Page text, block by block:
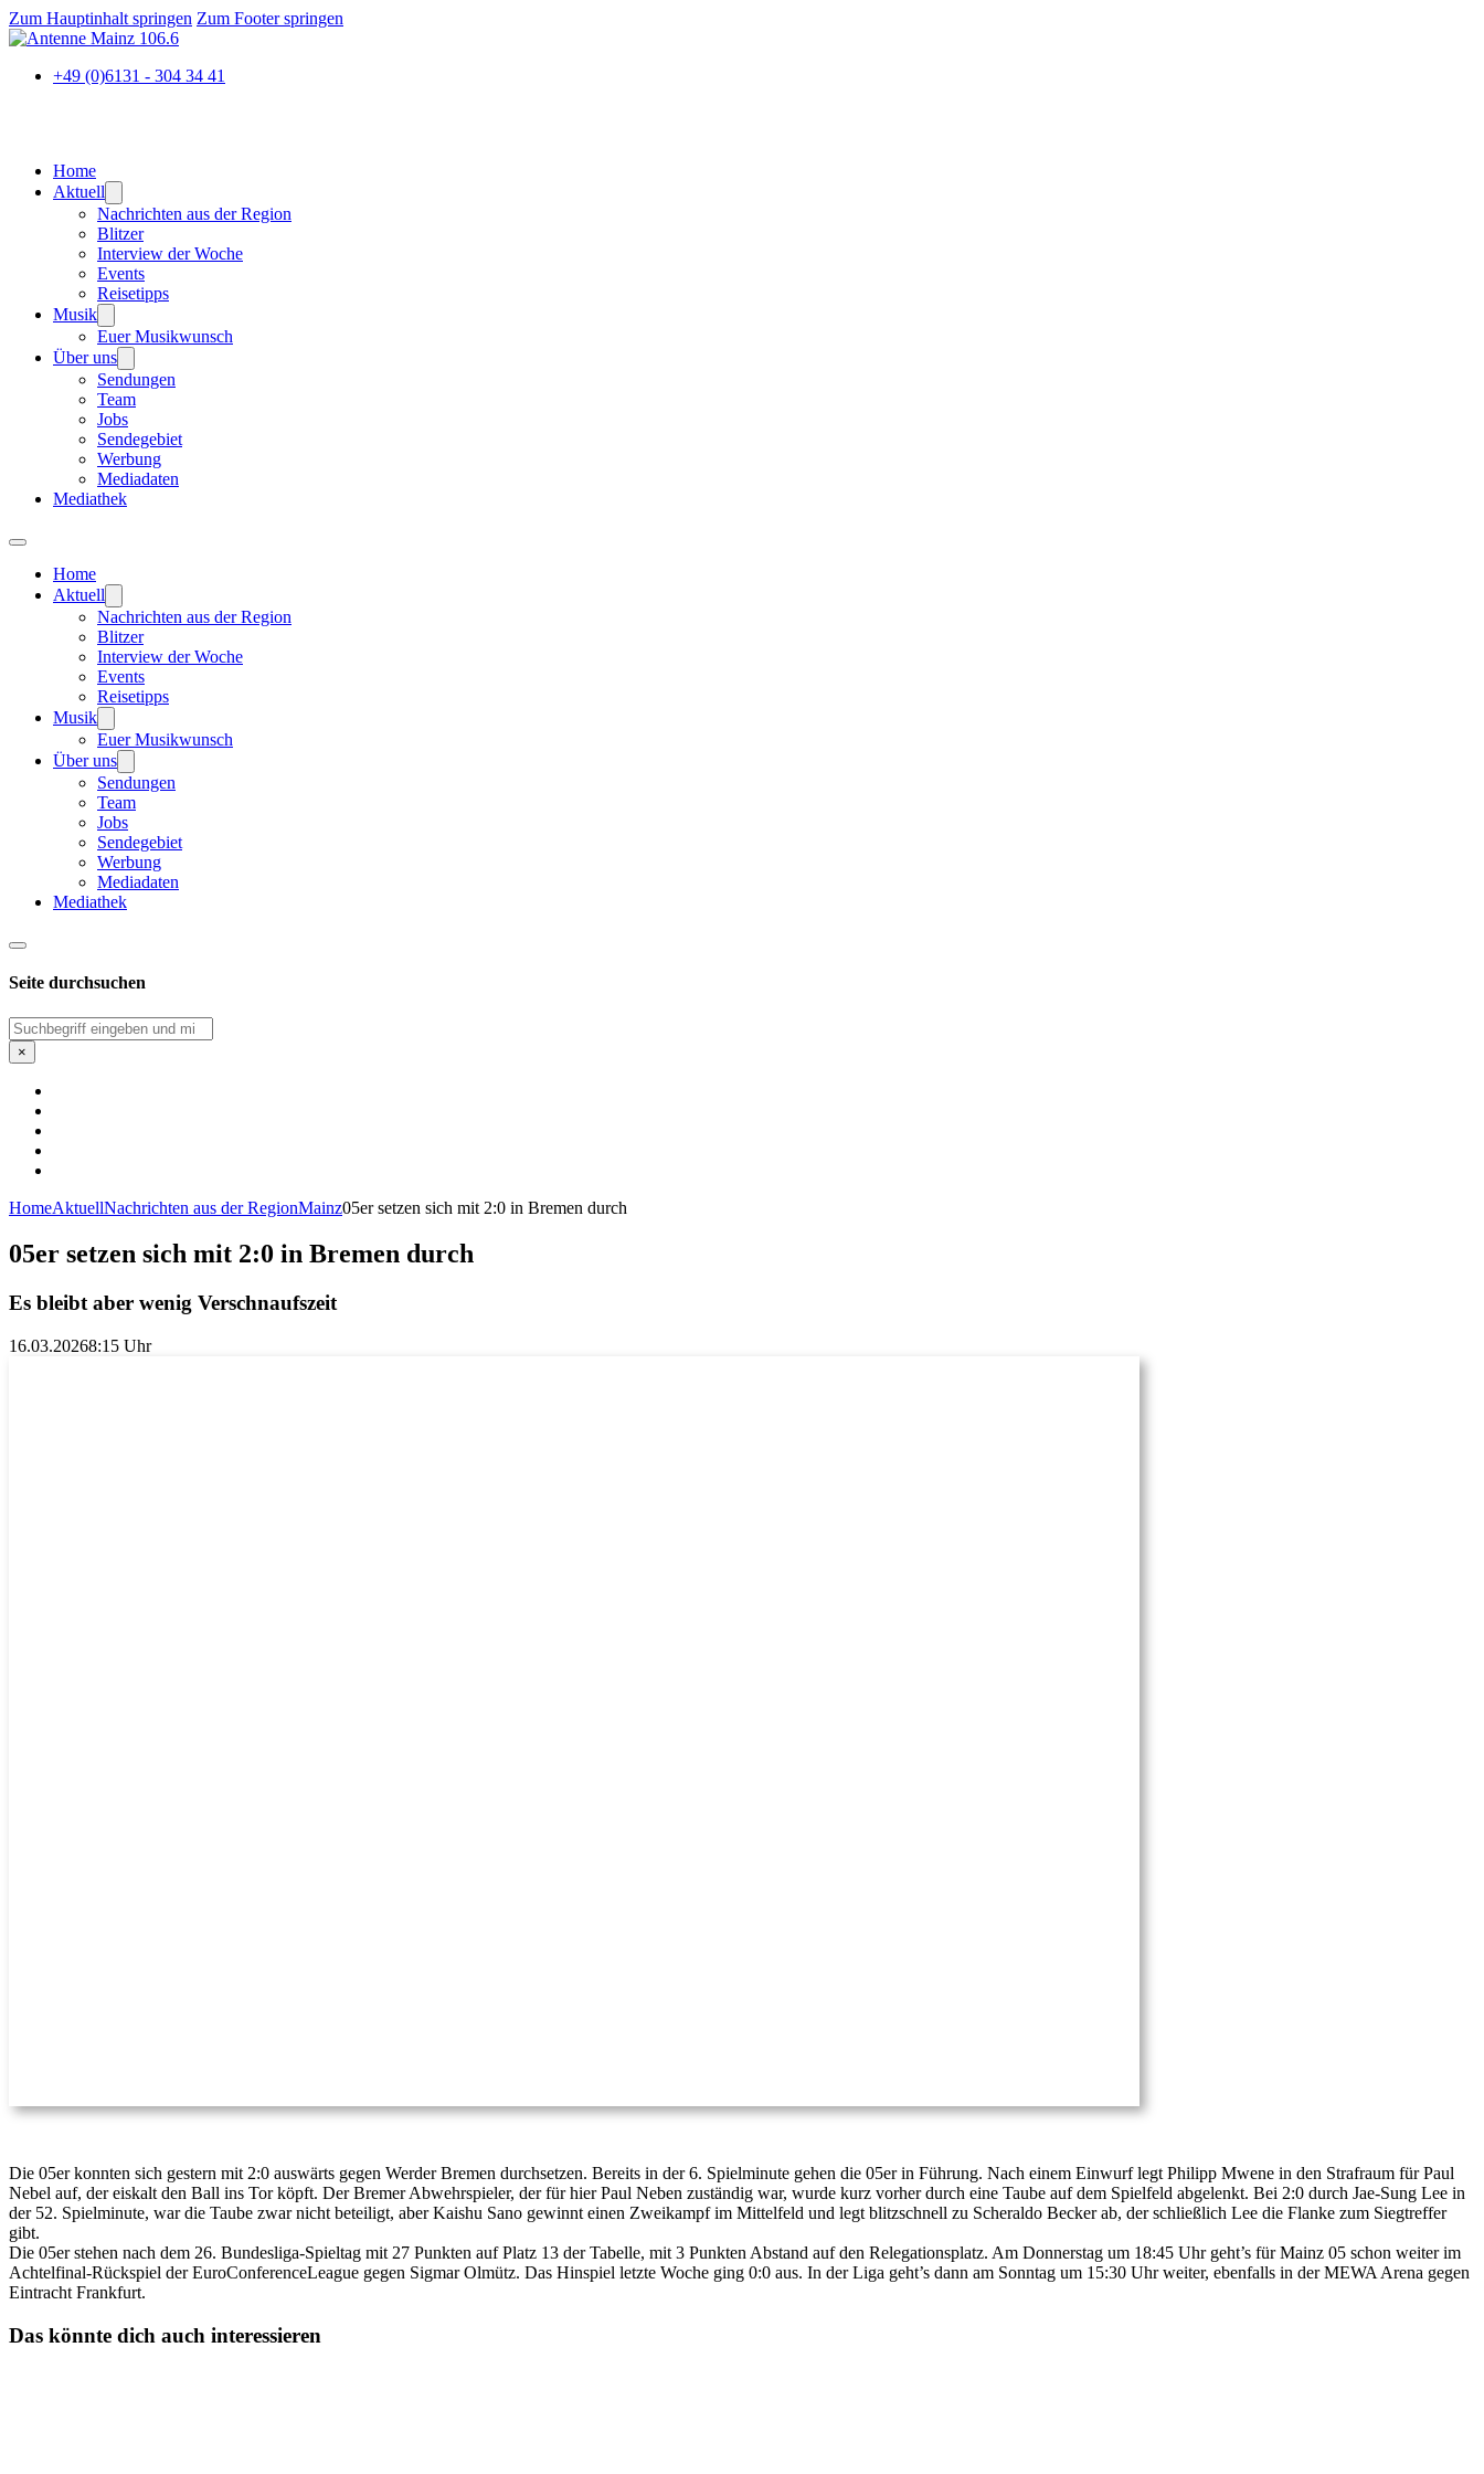
Zum Hauptinhalt springen Zum Footer springen
+49 (0)6131 - 304 34 41
Home
Aktuell
Nachrichten aus der Region
Blitzer
Interview der Woche
Events
Reisetipps
Musik
Euer Musikwunsch
Über uns
Sendungen
Team
Jobs
Sendegebiet
Werbung
Mediadaten
Mediathek
Home
Aktuell
Nachrichten aus der Region
Blitzer
Interview der Woche
Events
Reisetipps
Musik
Euer Musikwunsch
Über uns
Sendungen
Team
Jobs
Sendegebiet
Werbung
Mediadaten
Mediathek
Seite durchsuchen
Suchen
×
HomeAktuellNachrichten aus der RegionMainz05er setzen sich mit 2:0 in Bremen durch
05er setzen sich mit 2:0 in Bremen durch
Es bleibt aber wenig Verschnaufszeit
16.03.20268:15 Uhr
Die 05er konnten sich gestern mit 2:0 auswärts gegen Werder Bremen durchsetzen. Bereits in der 6. Spielminute gehen die 05er in Führung. Nach einem Einwurf legt Philipp Mwene in den Strafraum für Paul
Nebel auf, der eiskalt den Ball ins Tor köpft. Der Bremer Abwehrspieler, der für hier Paul Neben zuständig war, wurde kurz vorher durch eine Taube auf dem Spielfeld abgelenkt. Bei 2:0 durch Jae-Sung Lee in
der 52. Spielminute, war die Taube zwar nicht beteiligt, aber Kaishu Sano gewinnt einen Zweikampf im Mittelfeld und legt blitzschnell zu Scheraldo Becker ab, der schließlich Lee die Flanke zum Siegtreffer
gibt.
Die 05er stehen nach dem 26. Bundesliga-Spieltag mit 27 Punkten auf Platz 13 der Tabelle, mit 3 Punkten Abstand auf den Relegationsplatz. Am Donnerstag um 18:45 Uhr geht’s für Mainz 05 schon weiter im
Achtelfinal-Rückspiel der EuroConferenceLeague gegen Sigmar Olmütz. Das Hinspiel letzte Woche ging 0:0 aus. In der Liga geht’s dann am Sonntag um 15:30 Uhr weiter, ebenfalls in der MEWA Arena gegen
Eintracht Frankfurt.
Das könnte dich auch interessieren